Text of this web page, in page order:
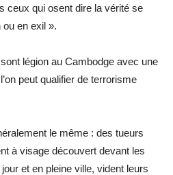
ceux qui osent dire la vérité se
en exil ».
légion au Cambodge avec une
peut qualifier de terrorisme
le même : des tueurs
à visage découvert devant les
et en pleine ville, vident leurs